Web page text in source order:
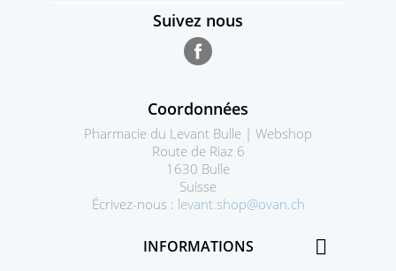
Suivez nous
Coordonnées
Pharmacie du Levant Bulle | Webshop
Route de Riaz 6
1630 Bulle
Suisse
Écrivez-nous : levant.shop@ovan.ch
INFORMATIONS 